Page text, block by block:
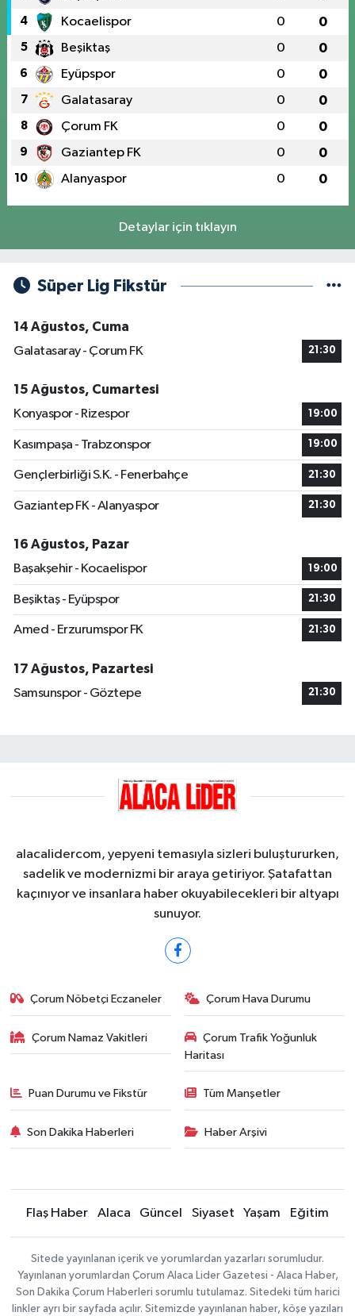
4 Kocaelispor 0 0
5 Beşiktaş 0 0
6 Eyüpspor 0 0
7 Galatasaray 0 0
8 Çorum FK 0 0
9 Gaziantep FK 0 0
10 Alanyaspor 0 0
Detaylar için tıklayın
Süper Lig Fikstür
14 Ağustos, Cuma
Galatasaray - Çorum FK
21:30
15 Ağustos, Cumartesi
Konyaspor - Rizespor
19:00
Kasımpaşa - Trabzonspor 19:00
Gençlerbirliği S.K. - Fenerbahçe 21:30
Gaziantep FK - Alanyaspor 21:30
16 Ağustos, Pazar
Başakşehir - Kocaelispor
19:00
Beşiktaş - Eyüpspor 21:30
Amed - Erzurumspor FK 21:30
17 Ağustos, Pazartesi
Samsunspor - Göztepe
21:30
alacalidercom, yepyeni temasıyla sizleri buluştururken,
sadelik ve modernizmi bir araya getiriyor. Şatafattan
kaçınıyor ve insanlara haber okuyabilecekleri bir altyapı
sunuyor.
Çorum Nöbetçi Eczaneler Çorum Hava Durumu
Çorum Namaz Vakitleri
Çorum Trafik Yoğunluk
Haritası
Puan Durumu ve Fikstür Tüm Manşetler
Son Dakika Haberleri Haber Arşivi
Flaş Haber Alaca Güncel Siyaset Yaşam Eğitim
Sitede yayınlanan içerik ve yorumlardan yazarları sorumludur.
Yayınlanan yorumlardan Çorum Alaca Lider Gazetesi - Alaca Haber,
Son Dakika Çorum Haberleri sorumlu tutulamaz. Sitedeki tüm harici
linkler ayrı bir sayfada açılır. Sitemizde yayınlanan haber, köşe yazıları